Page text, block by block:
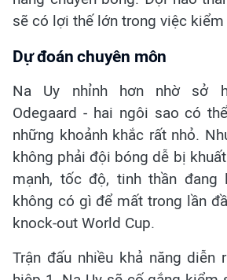
sẽ có lợi thế lớn trong việc
Dự đoán chuyên môn
Na Uy nhỉnh hơn nhờ sở
Odegaard - hai ngôi sao có
những khoảnh khắc rất nhỏ.
không phải đội bóng dễ bị
mạnh, tốc độ, tinh thần đang
không có gì để mất trong lần
knock-out World Cup.
Trận đấu nhiều khả năng diễn